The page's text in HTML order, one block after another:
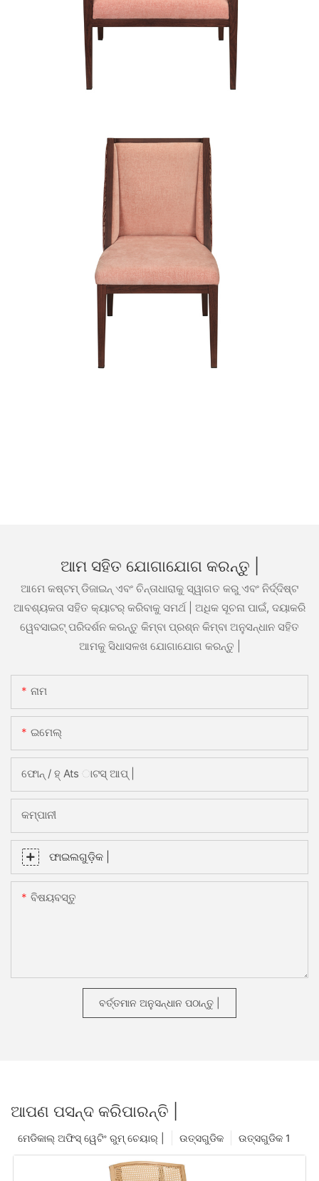
ଆମ ସହିତ ଯୋଗାଯୋଗ କରନ୍ତୁ |
ଆମେ କଷ୍ଟମ୍ ଡିଜାଇନ୍ ଏବଂ ଚିନ୍ତାଧାରାକୁ ସ୍ୱାଗତ କରୁ ଏବଂ ନିର୍ଦ୍ଦିଷ୍ଟ
ଆବଶ୍ୟକତା ସହିତ କ୍ୟାଟର୍ କରିବାକୁ ସମର୍ଥ | ଅଧିକ ସୂଚନା ପାଇଁ, ଦୟାକରି
ୱେବସାଇଟ୍ ପରିଦର୍ଶନ କରନ୍ତୁ କିମ୍ବା ପ୍ରଶ୍ନ କିମ୍ବା ଅନୁସନ୍ଧାନ ସହିତ
ଆମକୁ ସିଧାସଳଖ ଯୋଗାଯୋଗ କରନ୍ତୁ |
ନାମ
ଇମେଲ୍
ଫୋନ୍ / ହ୍ Ats ାଟସ୍ ଆପ୍ |
କମ୍ପାନୀ
ଫାଇଲଗୁଡ଼ିକ |
ବିଷୟବସ୍ତୁ
ବର୍ତ୍ତମାନ ଅନୁସନ୍ଧାନ ପଠାନ୍ତୁ |
ଆପଣ ପସନ୍ଦ କରିପାରନ୍ତି |
ଉତ୍ସଗୁଡିକ 1
ଉତ୍ସଗୁଡିକ
ମେଡିକାଲ୍ ଅଫିସ୍ ୱେଟିଂ ରୁମ୍ ଚେୟାର୍ |